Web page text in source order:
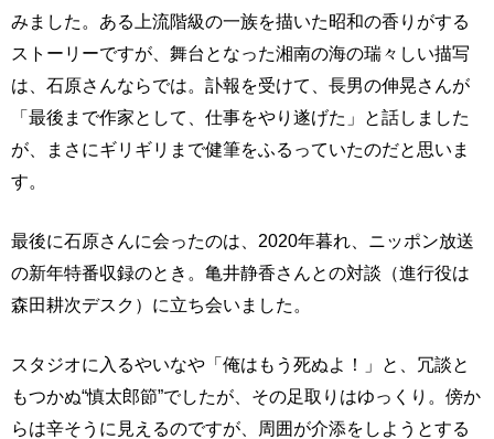
みました。ある上流階級の一族を描いた昭和の香りがする
ストーリーですが、舞台となった湘南の海の瑞々しい描写
は、石原さんならでは。訃報を受けて、長男の伸晃さんが
「最後まで作家として、仕事をやり遂げた」と話しました
が、まさにギリギリまで健筆をふるっていたのだと思いま
す。
最後に石原さんに会ったのは、2020年暮れ、ニッポン放送
の新年特番収録のとき。亀井静香さんとの対談（進行役は
森田耕次デスク）に立ち会いました。
スタジオに入るやいなや「俺はもう死ぬよ！」と、冗談と
もつかぬ“慎太郎節”でしたが、その足取りはゆっくり。傍か
らは辛そうに見えるのですが、周囲が介添をしようとする